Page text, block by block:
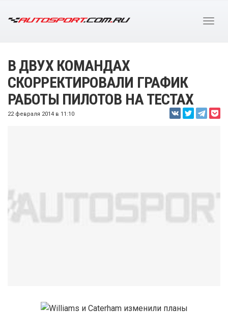
В ДВУХ КОМАНДАХ
СКОРРЕКТИРОВАЛИ ГРАФИК
РАБОТЫ ПИЛОТОВ НА ТЕСТАХ
22 февраля 2014 в 11:10